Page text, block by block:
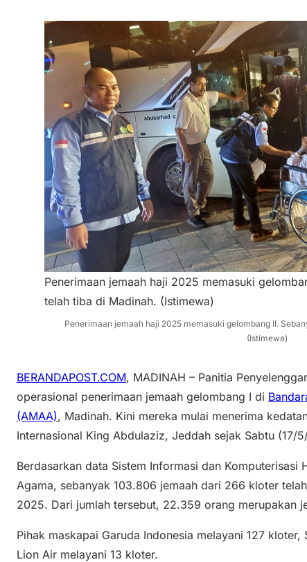
Penerimaan jemaah haji 2025 memasuki
telah tiba di Madinah. (Istimewa)
Penerimaan jemaah haji 2025 memasuki gelombang II.
(Istimewa)
BERANDAPOST.COM, MADINAH – Panitia
operasional penerimaan jemaah gelombang I di
(AMAA), Madinah. Kini mereka mulai menerima
Internasional King Abdulaziz, Jeddah sejak Sabtu (17/
Berdasarkan data Sistem Informasi dan Komputerisasi
Agama, sebanyak 103.806 jemaah dari 266 kloter
2025. Dari jumlah tersebut, 22.359 orang merupakan
Pihak maskapai Garuda Indonesia melayani 127
Lion Air melayani 13 kloter.